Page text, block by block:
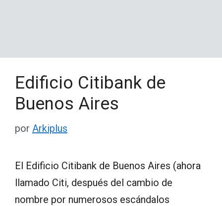
Edificio Citibank de
Buenos Aires
por Arkiplus
El Edificio Citibank de Buenos Aires (ahora
llamado Citi, después del cambio de
nombre por numerosos escándalos